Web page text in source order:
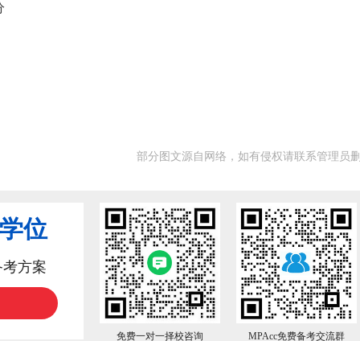
部分图文源自网络，如有侵权请联系管理员
位
方案
免费一对一择校咨询 MPAcc免费备考交流群